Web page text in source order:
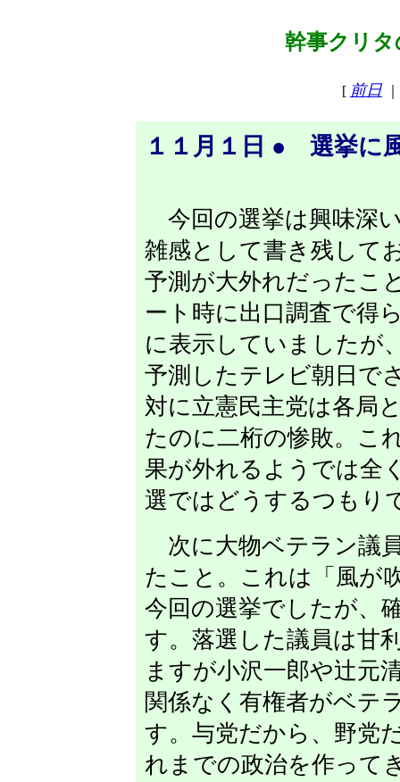
幹事クリタ
[ 前日
１１月１日 ● 選挙に
今回の選挙は興味深
雑感として書き残して
予測が大外れだったこ
ート時に出口調査で得
に表示していましたが
予測したテレビ朝日で
対に立憲民主党は各局
たのに二桁の惨敗。こ
果が外れるようでは全
選ではどうするつもり
次に大物ベテラン議
たこと。これは「風が
今回の選挙でしたが、
す。落選した議員は甘
ますが小沢一郎や辻元
関係なく有権者がベテ
す。与党だから、野党
れまでの政治を作って